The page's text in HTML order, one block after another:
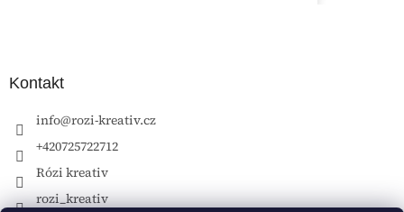
Kontakt
info@rozi-kreativ.cz
+420725722712
Rózi kreativ
rozi_kreativ